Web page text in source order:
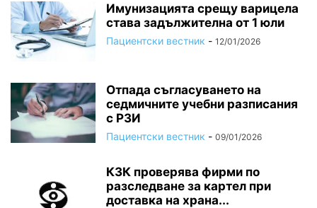
Имунизацията срещу варицела
става задължителна от 1 юли
Пациентски вестник - 12/01/2026
Отпада съгласуването на
седмичните учебни разписания
с РЗИ
Пациентски вестник - 09/01/2026
КЗК проверява фирми по
разследване за картел при
доставка на храна...